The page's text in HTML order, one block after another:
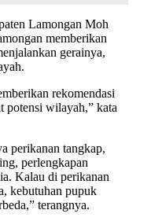
Lamongan Moh
memberikan
gerainya,
rekomendasi
potensi wilayah,” kata
perikanan tangkap,
perlengkapan
Kalau di perikanan
kebutuhan pupuk
terangnya.